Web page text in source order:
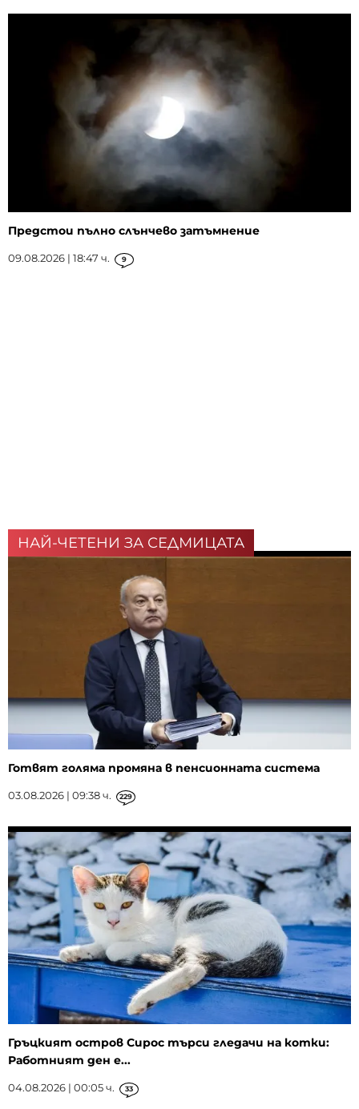
Предстои пълно слънчево затъмнение
09.08.2026 | 18:47 ч. 9
НАЙ-ЧЕТЕНИ ЗА СЕДМИЦАТА
Готвят голяма промяна в пенсионната система
03.08.2026 | 09:38 ч. 229
Гръцкият остров Сирос търси гледачи на котки:
Работният ден е...
04.08.2026 | 00:05 ч. 33